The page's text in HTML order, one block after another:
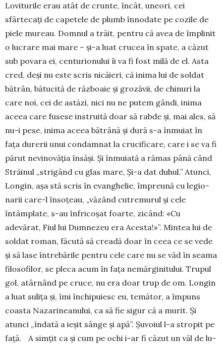
Loviturile erau atât de crunte, încât, uneori, cei
sfârtecați de capetele de plumb înno­date pe cozile de
piele mureau. Dom­nul a trăit, pentru că avea de împlinit
o lucrare mai mare – și-a luat crucea în spate, a căzut
sub povara ei, centu­rionului îi va fi fost milă de el. Asta
cred, deși nu este scris nicăieri, că ini­ma lui de soldat
bătrân, bătucită de războaie și grozăvii, de chinuri la
care noi, cei de astăzi, nici nu ne putem gândi, inima
aceea care fusese instruită doar să rabde și, mai ales, să
nu-i pese, inima aceea bătrână și dură s-a înmuiat în
fața durerii unui condamnat la cruci­ficare, care i se va fi
părut nevinovăția însăși. Și înmuiată a rămas până când
Străinul „strigând cu glas mare, Și-a dat duhul.” Atunci,
Longin, așa stă scris în evanghelie, împreună cu legio­
narii care-l însoțeau, „văzând cutremu­rul și cele
întâmplate, s-au înfricoșat foarte, zicând: «Cu
adevărat, Fiul lui Dumnezeu era Acesta!»”. Mintea lui de
soldat roman, făcută să creadă doar în ceea ce se vede
și să lase întrebările pentru cele care nu se văd în seama
filosofilor, se pleca acum în fața nemărginitului. Trupul
gol, atârnând pe cruce, nu era doar trup de om. Longin
a luat sulița și, îmi închipuiesc eu, temător, a împuns
coasta Nazarineanului, ca să fie sigur că a murit. Și
atunci „îndată a ieșit sânge și apă”. Șuvoiul l-a stropit pe
față. A simțit ca și cum pe ochi i-ar fi căzut un văl de lu­